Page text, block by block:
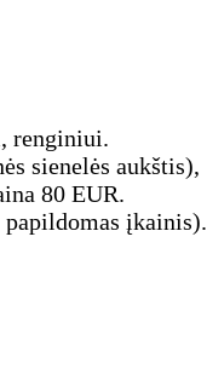
renginiui.
sienelės aukštis),
80 EUR.
papildomas įkainis).